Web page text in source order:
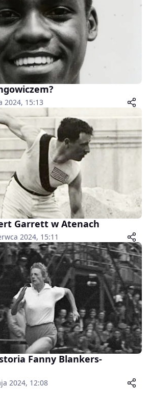
2024, 15:13
Garrett w Atenach
2024, 15:11
Fanny Blankers-
2024, 12:08